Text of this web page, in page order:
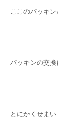
ここのパッキ
パッキンの交
とにかくせま